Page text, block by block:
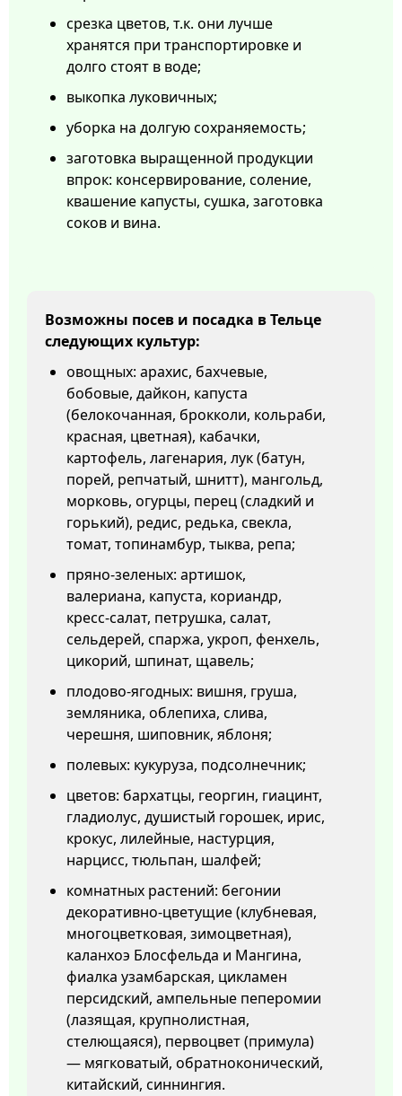
срезка цветов, т.к. они лучше
хранятся при транспортировке и
долго стоят в воде;
выкопка луковичных;
уборка на долгую сохраняемость;
заготовка выращенной продукции
впрок: консервирование, соление,
квашение капусты, сушка, заготовка
соков и вина.
Возможны посев и посадка в Тельце
следующих культур:
овощных: арахис, бахчевые,
бобовые, дайкон, капуста
(белокочанная, брокколи, кольраби,
красная, цветная), кабачки,
картофель, лагенария, лук (батун,
порей, репчатый, шнитт), мангольд,
морковь, огурцы, перец (сладкий и
горький), редис, редька, свекла,
томат, топинамбур, тыква, репа;
пряно-зеленых: артишок,
валериана, капуста, кориандр,
кресс-салат, петрушка, салат,
сельдерей, спаржа, укроп, фенхель,
цикорий, шпинат, щавель;
плодово-ягодных: вишня, груша,
земляника, облепиха, слива,
черешня, шиповник, яблоня;
полевых: кукуруза, подсолнечник;
цветов: бархатцы, георгин, гиацинт,
гладиолус, душистый горошек, ирис,
крокус, лилейные, настурция,
нарцисс, тюльпан, шалфей;
комнатных растений: бегонии
декоративно-цветущие (клубневая,
многоцветковая, зимоцветная),
каланхоэ Блосфельда и Мангина,
фиалка узамбарская, цикламен
персидский, ампельные пеперомии
(лазящая, крупнолистная,
стелющаяся), первоцвет (примула)
— мягковатый, обратноконический,
китайский, синнингия.